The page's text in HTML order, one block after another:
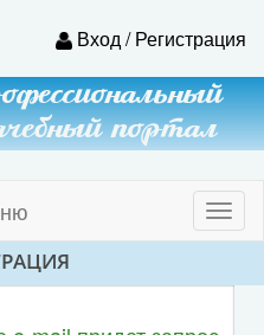
Вход / Регистрация
портал